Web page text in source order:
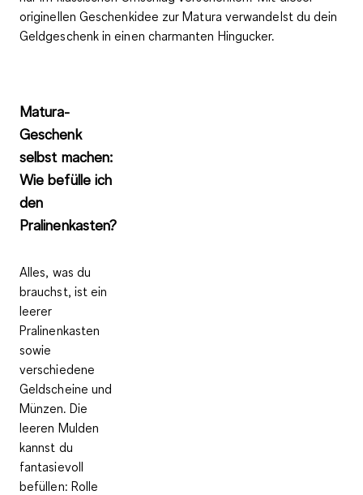
originellen Geschenkidee zur Matura verwandelst du dein
Geldgeschenk in einen charmanten Hingucker.
Matura-
Geschenk
selbst machen:
Wie befülle ich
den
Pralinenkasten?
Alles, was du
brauchst, ist ein
leerer
Pralinenkasten
sowie
verschiedene
Geldscheine und
Münzen. Die
leeren Mulden
kannst du
fantasievoll
befüllen: Rolle